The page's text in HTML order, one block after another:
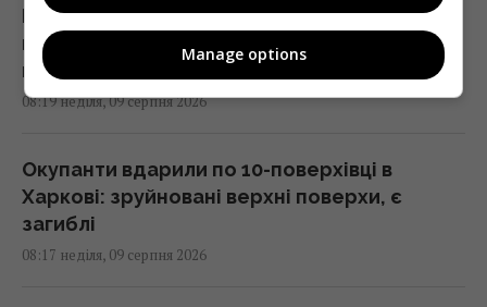
Росія завдала по Одесі масованого удару:
немає світла та води, багато
постраждалих
08:19 неділя, 09 серпня 2026
Окупанти вдарили по 10-поверхівці в
Харкові: зруйновані верхні поверхи, є
загиблі
08:17 неділя, 09 серпня 2026
Manage options